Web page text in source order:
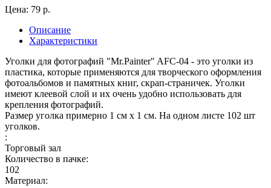
Цена: 79 р.
Описание
Характеристики
Уголки для фотографий "Mr.Painter" AFC-04 - это уголки из
пластика, которые применяются для творческого оформления
фотоальбомов и памятных книг, скрап-страничек. Уголки
имеют клеевой слой и их очень удобно использовать для
крепления фотографий.
Размер уголка примерно 1 см х 1 см. На одном листе 102 шт
уголков.
:
Торговый зал
Количество в пачке:
102
Материал: